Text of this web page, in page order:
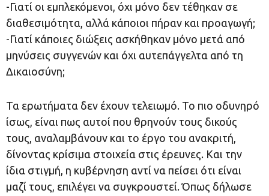
-Γιατί οι εμπλεκόμενοι, όχι μόνο δεν τέθηκαν σε
διαθεσιμότητα, αλλά κάποιοι πήραν και προαγωγή;
-Γιατί κάποιες διώξεις ασκήθηκαν μόνο μετά από
μηνύσεις συγγενών και όχι αυτεπάγγελτα από τη
Δικαιοσύνη;
Τα ερωτήματα δεν έχουν τελειωμό. Το πιο οδυνηρό
ίσως, είναι πως αυτοί που θρηνούν τους δικούς
τους, αναλαμβάνουν και το έργο του ανακριτή,
δίνοντας κρίσιμα στοιχεία στις έρευνες. Και την
ίδια στιγμή, η κυβέρνηση αντί να πείσει ότι είναι
μαζί τους, επιλέγει να συγκρουστεί. Όπως δήλωσε